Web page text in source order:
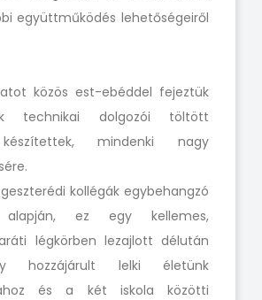
együttműködés lehetőségeiről
közös est-ebéddel fejeztük
technikai dolgozói töltött
mindenki nagy
kollégák egybehangzó
alapján, ez egy kellemes,
légkörben lezajlott délután
hozzájárult lelki életünk
és a két iskola közötti